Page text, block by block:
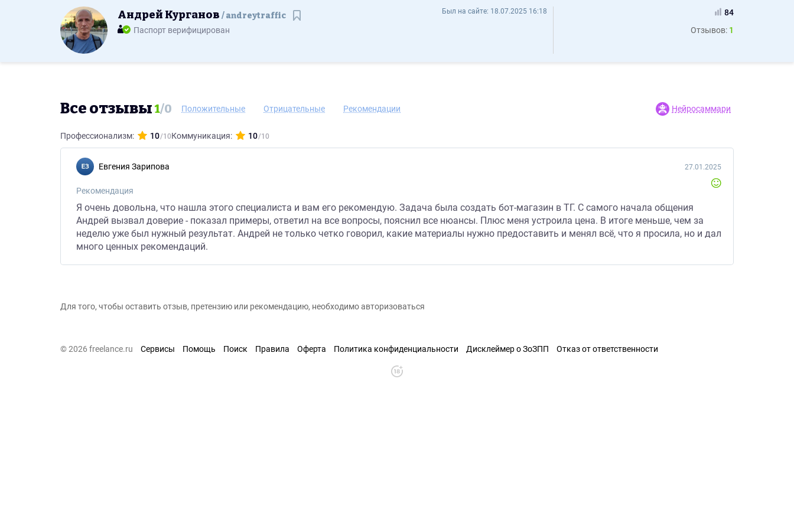
Андрей Курганов andreytraffic - Отзывы
Был на сайте: 18.07.2025 16:18
Андрей Курганов andreytraffic
Паспорт верифицирован
84
Отзывов: 1
Все отзывы1/0 Положительные Отрицательные Рекомендации Нейросаммари
Профессионализм: 10 Коммуникация: 10
Евгения Зарипова
Рекомендация
27.01.2025
Я очень довольна, что нашла этого специалиста и вам его рекомендую. Задача была создать бот-магазин в ТГ. С самого начала общения
Андрей вызвал доверие - показал примеры, ответил на все вопросы, пояснил все нюансы. Плюс меня устроила цена. В итоге меньше, чем за
неделю уже был нужный результат. Андрей не только четко говорил, какие материалы нужно предоставить и менял всё, что я просила, но и дал
много ценных рекомендаций.
Для того, чтобы оставить отзыв, претензию или рекомендацию, необходимо авторизоваться
© 2026 freelance.ru Сервисы Помощь Поиск Правила Оферта Политика конфиденциальности Дисклеймер о ЗоЗПП Отказ от ответственности